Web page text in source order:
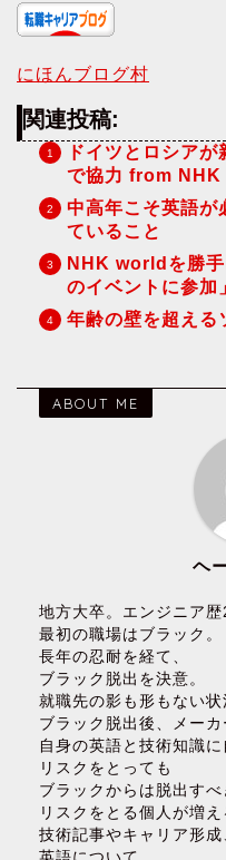
にほんブログ村
関連投稿:
ドイツとロシア
で協力 from
中高年こそ英語が
ていること
NHK worldを勝
のイベントに参加
年齢の壁を超える
ABOUT ME
ヘ
地方大卒。エンジニア歴
最初の職場はブラック。
長年の忍耐を経て、
ブラック脱出を決意。
就職先の影も形もない状
ブラック脱出後、メーカ
自身の英語と技術知識に
リスクをとっても
ブラックからは脱出すべ
リスクをとる個人が増え
技術記事やキャリア形成